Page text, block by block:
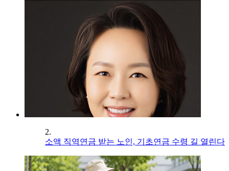
2.
소액 직역연금 받는 노인, 기초연금 수령 길 열린다